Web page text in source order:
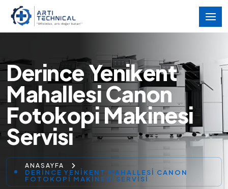
Derince Yenikent
Mahallesi Canon
Fotokopi Makinesi
Servisi
ANASAYFA
DERINCE YENIKENT MAHALLESI CANON
FOTOKOPI MAKINESI SERVISI